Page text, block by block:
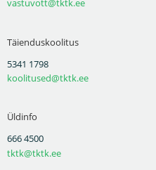
vastuvott@tktk.ee
Täienduskoolitus
5341 1798
koolitused@tktk.ee
Üldinfo
666 4500
tktk@tktk.ee